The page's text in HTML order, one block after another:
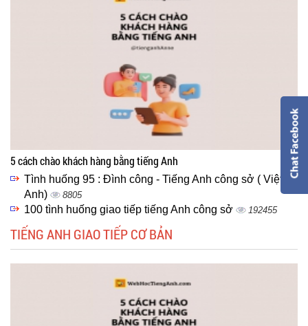
5 cách chào khách hàng bằng tiếng Anh
Tình huống 95 : Đình công - Tiếng Anh công sở ( Việt -
Anh)
8805
100 tình huống giao tiếp tiếng Anh công sở 192455
TIẾNG ANH GIAO TIẾP CƠ BẢN